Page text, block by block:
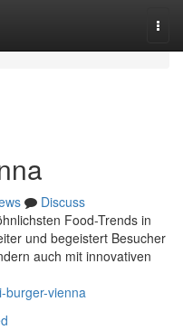
Discuss
Food-Trends in
und begeistert Besucher
auch mit innovativen
burger-vienna